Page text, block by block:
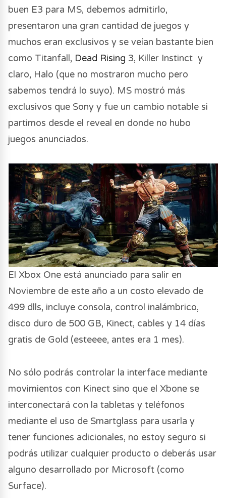
buen E3 para MS, debemos admitirlo,
presentaron una gran cantidad de juegos y
muchos eran exclusivos y se veían bastante bien
como Titanfall, Dead Rising 3, Killer Instinct y
claro, Halo (que no mostraron mucho pero
sabemos tendrá lo suyo). MS mostró más
exclusivos que Sony y fue un cambio notable si
partimos desde el reveal en donde no hubo
juegos anunciados.
El Xbox One está anunciado para salir en
Noviembre de este año a un costo elevado de
499 dlls, incluye consola, control inalámbrico,
disco duro de 500 GB, Kinect, cables y 14 días
gratis de Gold (esteeee, antes era 1 mes).
No sólo podrás controlar la interface mediante
movimientos con Kinect sino que el Xbone se
interconectará con la tabletas y teléfonos
mediante el uso de Smartglass para usarla y
tener funciones adicionales, no estoy seguro si
podrás utilizar cualquier producto o deberás usar
alguno desarrollado por Microsoft (como
Surface).